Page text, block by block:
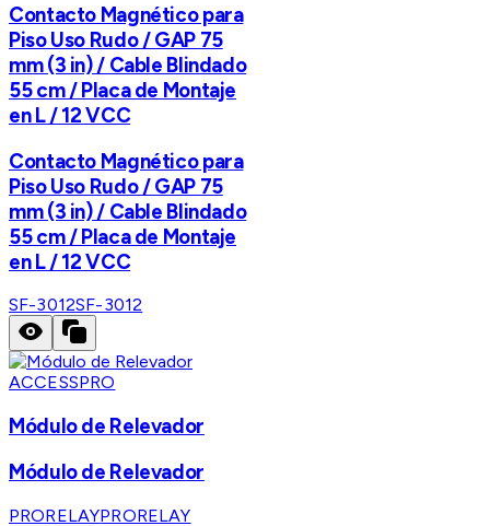
Contacto Magnético para
Piso Uso Rudo / GAP 75
mm (3 in) / Cable Blindado
55 cm / Placa de Montaje
en L / 12 VCC
Contacto Magnético para
Piso Uso Rudo / GAP 75
mm (3 in) / Cable Blindado
55 cm / Placa de Montaje
en L / 12 VCC
SF-3012SF-3012
ACCESSPRO
Módulo de Relevador
Módulo de Relevador
PRORELAYPRORELAY